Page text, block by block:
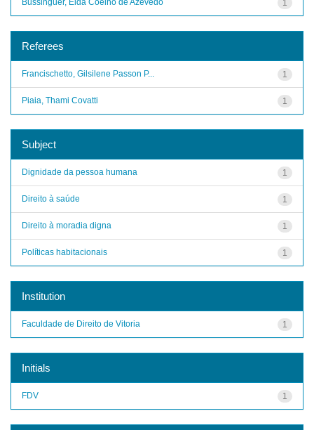
1
Referees
1
Francischetto, Gilsilene Passon P...
1
Piaia, Thami Covatti
Subject
1
Dignidade da pessoa humana
1
Direito à saúde
1
Direito à moradia digna
1
Políticas habitacionais
Institution
1
Faculdade de Direito de Vitoria
Initials
1
FDV